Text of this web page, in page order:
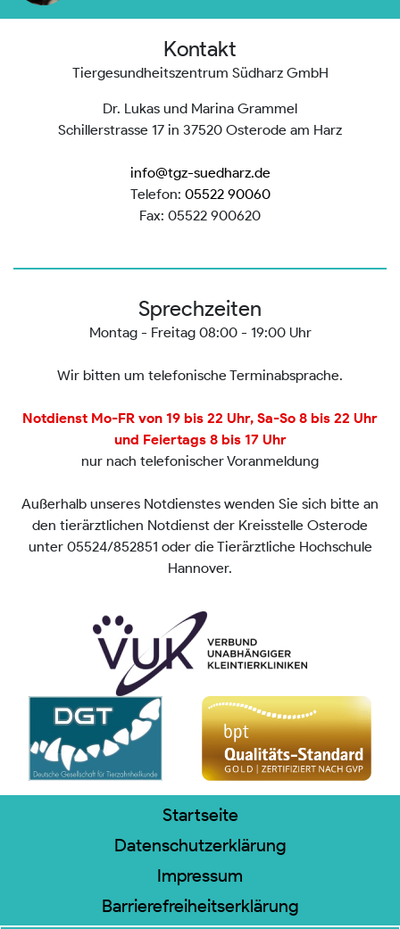
Kontakt
Tiergesundheitszentrum Südharz GmbH
Dr. Lukas und Marina Grammel
Schillerstrasse 17 in 37520 Osterode am Harz
info@tgz-suedharz.de
Telefon: 05522 90060
Fax: 05522 900620
Sprechzeiten
Montag - Freitag 08:00 - 19:00 Uhr
Wir bitten um telefonische Terminabsprache.
Notdienst Mo-FR von 19 bis 22 Uhr, Sa-So 8 bis 22 Uhr
und Feiertags 8 bis 17 Uhr
nur nach telefonischer Voranmeldung
Außerhalb unseres Notdienstes wenden Sie sich bitte an
den tierärztlichen Notdienst der Kreisstelle Osterode
unter 05524/852851 oder die Tierärztliche Hochschule
Hannover.
Startseite
Datenschutzerklärung
Impressum
Barrierefreiheitserklärung